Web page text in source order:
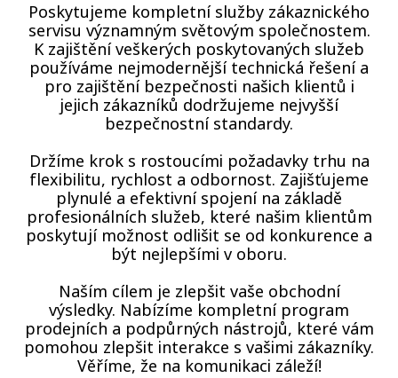
Poskytujeme kompletní služby zákaznického
servisu významným světovým společnostem.
K zajištění veškerých poskytovaných služeb
používáme nejmodernější technická řešení a
pro zajištění bezpečnosti našich klientů i
jejich zákazníků dodržujeme nejvyšší
bezpečnostní standardy.
Držíme krok s rostoucími požadavky trhu na
flexibilitu, rychlost a odbornost. Zajišťujeme
plynulé a efektivní spojení na základě
profesionálních služeb, které našim klientům
poskytují možnost odlišit se od konkurence a
být nejlepšími v oboru.
Naším cílem je zlepšit vaše obchodní
výsledky. Nabízíme kompletní program
prodejních a podpůrných nástrojů, které vám
pomohou zlepšit interakce s vašimi zákazníky.
Věříme, že na komunikaci záleží!